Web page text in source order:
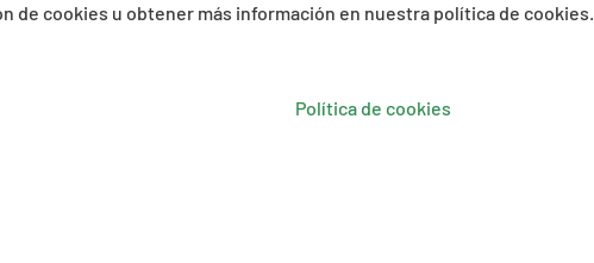
de cookies u obtener más información en nuestra política de cookies.
Política de cookies